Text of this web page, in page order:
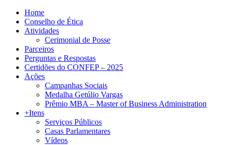
Home
Conselho de Ética
Atividades
Cerimonial de Posse
Parceiros
Perguntas e Respostas
Certidões do CONFEP – 2025
Ações
Campanhas Sociais
Medalha Getúlio Vargas
Prêmio MBA – Master of Business Administration
+Itens
Serviços Públicos
Casas Parlamentares
Vídeos